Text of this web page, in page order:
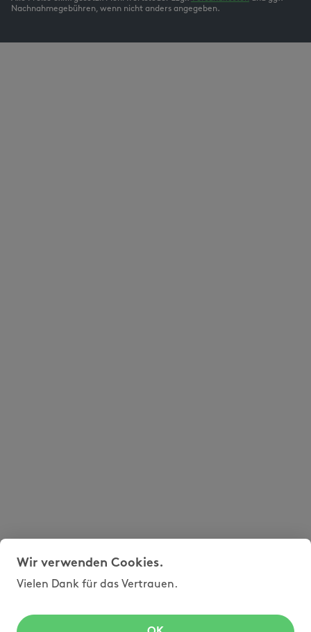
Nachnahmegebühren, wenn nicht anders angegeben.
Wir verwenden Cookies.
Vielen Dank für das Vertrauen.